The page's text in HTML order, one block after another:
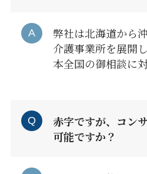
弊社は北海道から
介護事業所を展開
本全国の御相談に
赤字ですが、コン
可能ですか？